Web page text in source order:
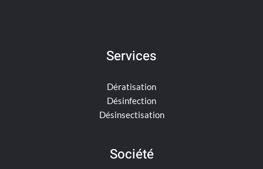
Services
Dératisation
Désinfection
Désinsectisation
Société